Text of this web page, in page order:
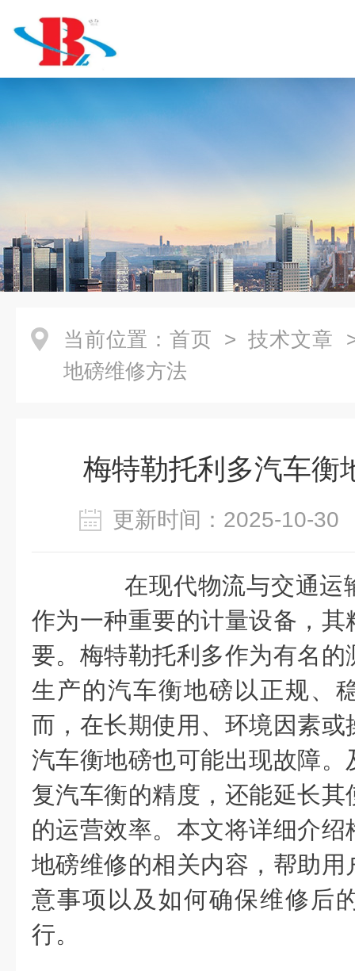
当前位置： 首页 > 技术文章
地磅维修方法
梅特勒托利多汽车衡
更新时间：2025-10-
在现代物流与交通运
作为一种重要的计量设备，
要。梅特勒托利多作为有名
生产的汽车衡地磅以正规、
而，在长期使用、环境因素
汽车衡地磅也可能出现故障
复汽车衡的精度，还能延长
的运营效率。本文将详细介
地磅维修的相关内容，帮助
意事项以及如何确保维修后
行。